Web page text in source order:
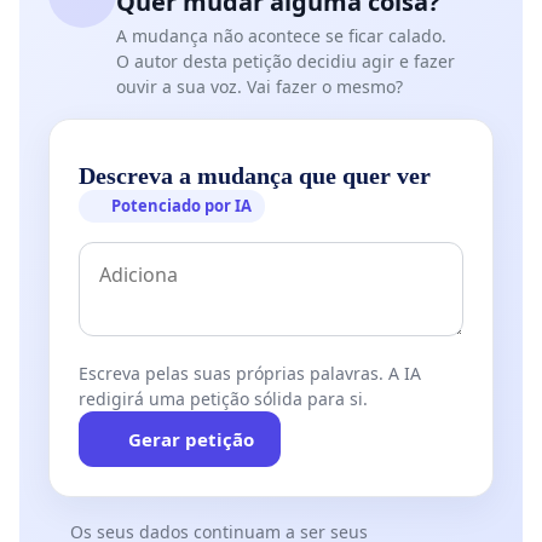
alarmantes no nosso município. Segundo dados do
Sistema de Vigilância Alimentar e Nutricional
(SISVAN) em Pouso Alegre, no ano de 2022, 69% da
população adulta apresentava excesso de peso, e
percentuais são superiores aos do estado de Minas
(66,5% e 31,9%).
perda no poder de compra,
o que ampliou ainda mais a
demanda por políticas desta
A mudança não acontece se ficar calado.
O autor desta petição decidiu agir e fazer
ouvir a sua voz. Vai fazer o mesmo?
Descreva a mudança que quer ver
Potenciado por IA
Escreva pelas suas próprias palavras. A IA
redigirá uma petição sólida para si.
Gerar petição
Os seus dados continuam a ser seus